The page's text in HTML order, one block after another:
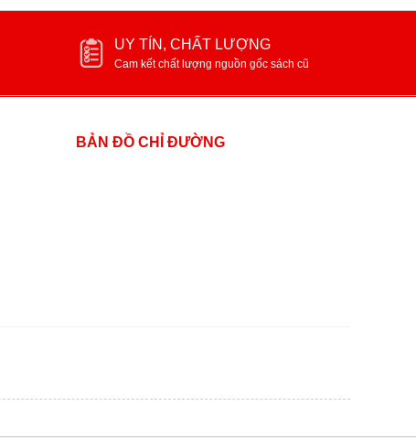
UY TÍN, CHẤT LƯỢNG
Cam kết chất lượng nguồn gốc sách cũ
BẢN ĐỒ CHỈ ĐƯỜNG